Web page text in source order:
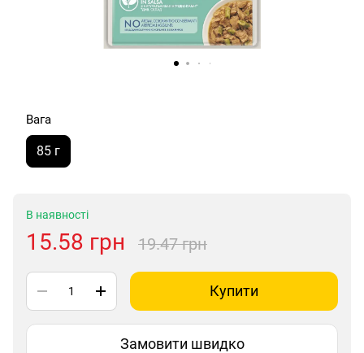
Вага
85 г
В наявності
15.58 грн 19.47 грн
Купити
Замовити швидко